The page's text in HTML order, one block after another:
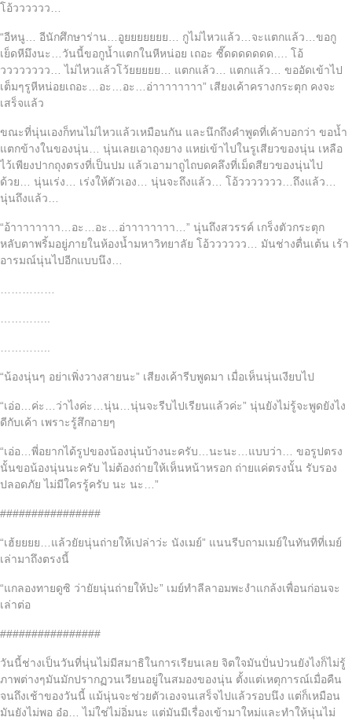
โอ้วววววว…
“อีหนู… อีนักศึกษาร่าน…อูยยยยยยย… กูไม่ไหวแล้ว…จะแตกแล้ว…ขอกู
เย็ดหีมึงนะ…วันนี้ขอกูน้ำแตกในหีหน่อย เถอะ ซี๊ดดดดดดด…. โอ้
วววววววว… ไม่ไหวแล้วโว้ยยยยย… แตกแล้ว… แตกแล้ว… ขออัดเข้าไป
เต็มๆรูหีหน่อยเถอะ…อะ…อะ…อ่าาาาาาาา” เสียงเค้าครางกระตุก คงจะ
เสร็จแล้ว
ขณะที่นุ่นเองก็ทนไม่ไหวแล้วเหมือนกัน และนึกถึงคำพูดที่เค้าบอกว่า ขอน้ำ
แตกข้างในของนุ่น… นุ่นเลยเอาถุงยาง แหย่เข้าไปในรูเสียวของนุ่น เหลือ
ไว้เพียงปากถุงตรงที่เป็นปม แล้วเอามาถูไถบดคลึงที่เม็ดสียวของนุ่นไป
ด้วย… นุ่นเร่ง… เร่งให้ตัวเอง… นุ่นจะถึงแล้ว… โอ้ววววววว…ถึงแล้ว…
นุ่นถึงแล้ว…
“อ้าาาาาาาา…อะ…อะ…อ่าาาาาาาา…” นุ่นถึงสวรรค์ เกร็งตัวกระตุก
หลับตาพริ้มอยู่ภายในห้องน้ำมหาวิทยาลัย โอ้วววววว… มันช่างตื่นเต้น เร้า
อารมณ์นุ่นไปอีกแบบนึง…
“น้องนุ่นๆ อย่าเพิ่งวางสายนะ” เสียงเค้ารีบพูดมา เมื่อเห็นนุ่นเงียบไป
“เอ่อ…ค่ะ…ว่าไงค่ะ…นุ่น…นุ่นจะรีบไปเรียนแล้วค่ะ” นุ่นยังไม่รู้จะพูดยังไง
ดีกับเค้า เพราะรู้สึกอายๆ
“เอ่อ…พี่อยากได้รูปของน้องนุ่นบ้างนะครับ…นะนะ…แบบว่า… ขอรูปตรง
นั้นขอน้องนุ่นนะครับ ไม่ต้องถ่ายให้เห็นหน้าหรอก ถ่ายแค่ตรงนั้น รับรอง
ปลอดภัย ไม่มีใครรู้ครับ นะ นะ…”
################
“เฮ้ยยยย…แล้วยัยนุ่นถ่ายให้เปล่าว่ะ นังเมย์” แนนรีบถามเมย์ในทันทีที่เมย์
เล่ามาถึงตรงนี้
“แกลองทายดูซิ ว่ายัยนุ่นถ่ายให้ป่ะ” เมย์ทำลีลาอมพะงำแกล้งเพื่อนก่อนจะ
เล่าต่อ
################
วันนี้ช่างเป็นวันที่นุ่นไม่มีสมาธิในการเรียนเลย จิตใจมันปั่นป่วนยังไงก็ไม่รู้
ภาพต่างๆมันมักปรากฏวนเวียนอยู่ในสมองของนุ่น ตั้งแต่เหตุการณ์เมื่อคืน
จนถึงเช้าของวันนี้ แม้นุ่นจะช่วยตัวเองจนเสร็จไปแล้วรอบนึง แต่ก็เหมือน
มันยังไม่พอ อ๋อ… ไม่ใช่ไม่อิ่มนะ แต่มันมีเรื่องเข้ามาใหม่และทำให้นุ่นไม่